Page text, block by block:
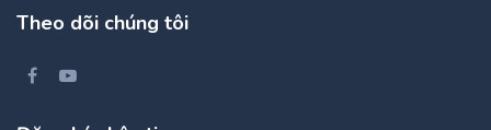
Theo dõi chúng tôi